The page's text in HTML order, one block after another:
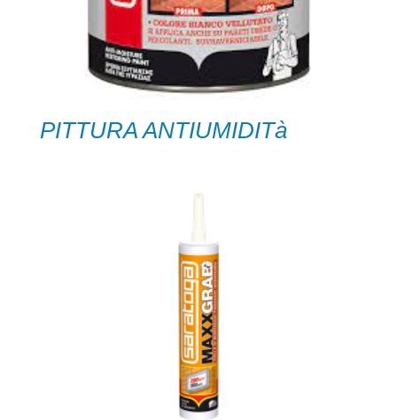
PITTURA ANTIUMIDITà